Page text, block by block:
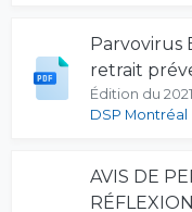
Parvovirus
retrait
Édition du
DSP Montréal
AVIS DE